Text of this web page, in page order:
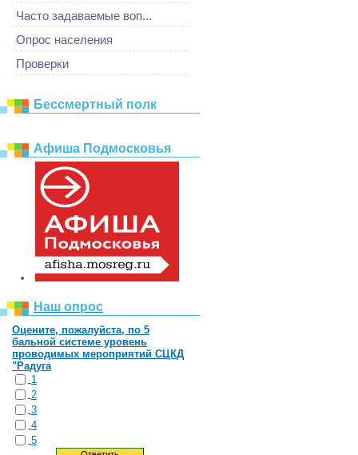
Часто задаваемые воп...
Опрос населения
Проверки
Бессмертный полк
Афиша Подмосковья
Наш опрос
Оцените, пожалуйста, по 5
бальной системе уровень
проводимых мероприятий СЦКД
"Радуга
1
2
3
4
5